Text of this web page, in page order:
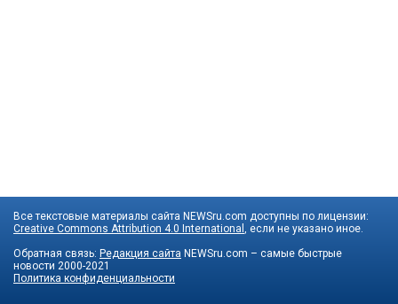
Все текстовые материалы сайта NEWSru.com доступны по лицензии:
Creative Commons Attribution 4.0 International , если не указано иное.
Обратная связь: Редакция сайта NEWSru.com – самые быстрые
новости 2000-2021
Политика конфиденциальности